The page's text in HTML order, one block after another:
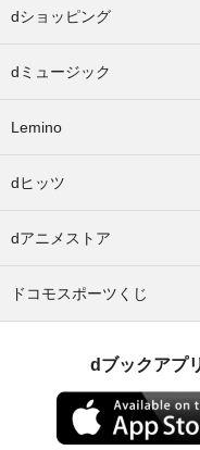
dショッピング
dミュージック
Lemino
dヒッツ
dアニメストア
ドコモスポーツくじ
dブックアプ